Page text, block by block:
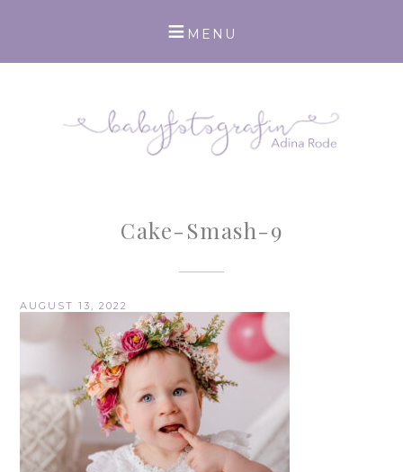
Cake-Smash-9
AUGUST 13, 2022